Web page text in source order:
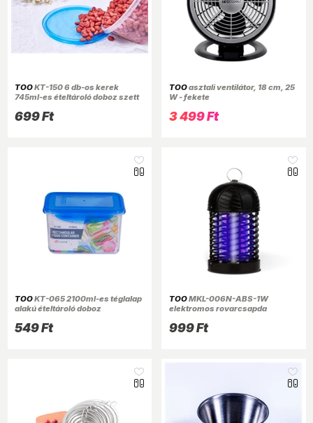
TOOKT-150 6 db-os kerek
745ml-es ételtároló doboz szett
699 Ft
TOOasztali ventilátor, 18 cm, 25
W - fekete
3 499 Ft
TOOKT-065 2100ml-es téglalap
alakú ételtároló doboz
549 Ft
TOOMKL-006N-ABS-1W
elektromos rovarcsapda
999 Ft